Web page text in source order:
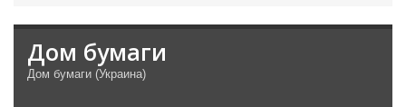
Дом бумаги
Дом бумаги (Украина)